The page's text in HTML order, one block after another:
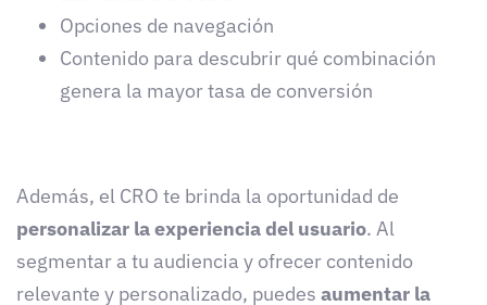
Opciones de navegación
Contenido para descubrir qué combinación
genera la mayor tasa de conversión
Además, el CRO te brinda la oportunidad de
personalizar la experiencia del usuario. Al
segmentar a tu audiencia y ofrecer contenido
relevante y personalizado, puedes aumentar la